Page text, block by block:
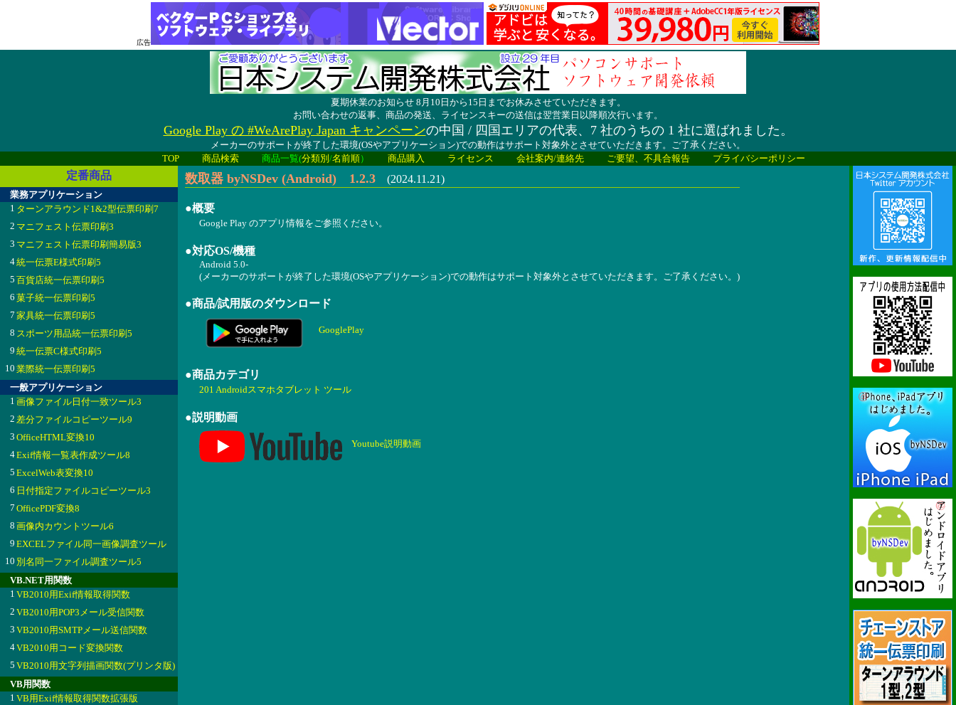
広告
夏期休業のお知らせ 8月10日から15日までお休みさせていただきます。
お問い合わせの返事、商品の発送、ライセンスキーの送信は翌営業日以降順次行います。
Google Play の #WeArePlay Japan キャンペーンの中国 / 四国エリアの代表、7 社のうちの 1 社に選ばれました。
メーカーのサポートが終了した環境(OSやアプリケーション)での動作はサポート対象外とさせていただきます。ご了承ください。
TOP
商品検索 商品一覧(分類別 /名前順） 商品購入 ライセンス 会社案内/連絡先 ご要望、不具合報告 プライバシーポリシー
定番商品
業務アプリケーション
1 ターンアラウンド1&2型伝票印刷7
2 マニフェスト伝票印刷3
3 マニフェスト伝票印刷簡易版3
4統一伝票E様式印刷5
5 百貨店統一伝票印刷5
6 菓子統一伝票印刷5
7 家具統一伝票印刷5
8 スポーツ用品統一伝票印刷5
9 統一伝票C様式印刷5
10 業際統一伝票印刷5
一般アプリケーション
1 画像ファイル日付一致ツール3
2 差分ファイルコピーツール9
3 OfficeHTML変換10
4Exif情報一覧表作成ツール8
5 ExcelWeb表変換10
6 日付指定ファイルコピーツール3
7 OfficePDF変換8
8 画像内カウントツール6
9 EXCELファイル同一画像調査ツール
10 別名同一ファイル調査ツール5
VB.NET用関数
1 VB2010用Exif情報取得関数
2 VB2010用POP3メール受信関数
3 VB2010用SMTPメール送信関数
4VB2010用コード変換関数
5 VB2010用文字列描画関数(プリンタ版)
VB用関数
1 VB用Exif情報取得関数拡張版
数取器 byNSDev (Android) 1.2.3 (2024.11.21)
●概要
Google Play のアプリ情報をご参照ください。
●対応OS/機種
Android 5.0-
(メーカーのサポートが終了した環境(OSやアプリケーション)での動作はサポート対象外とさせていただきます。ご了承ください。)
●商品/試用版のダウンロード
GooglePlay
●商品カテゴリ
201 Androidスマホタブレット ツール
●説明動画
Youtube説明動画